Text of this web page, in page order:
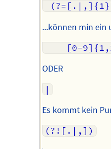
...können min ein
ODER
Es kommt kein